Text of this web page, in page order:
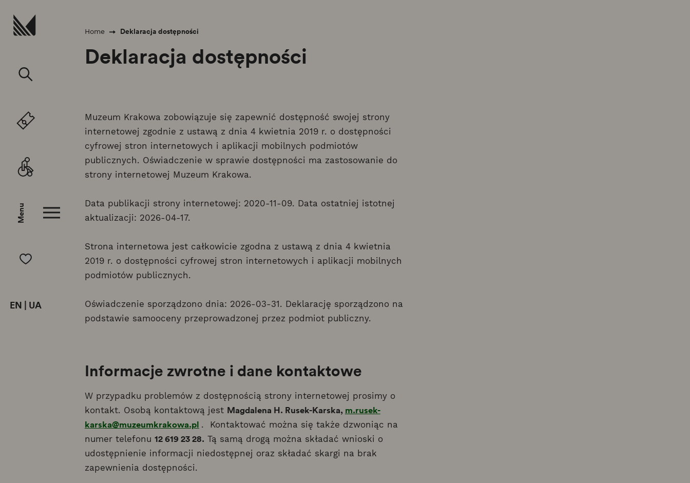
Menu
EN UA
Home Deklaracja dostępności
Deklaracja dostępności
Muzeum Krakowa zobowiązuje się zapewnić dostępność swojej strony
internetowej zgodnie z ustawą z dnia 4 kwietnia 2019 r. o dostępności
cyfrowej stron internetowych i aplikacji mobilnych podmiotów
publicznych. Oświadczenie w sprawie dostępności ma zastosowanie do
strony internetowej Muzeum Krakowa.
Data publikacji strony internetowej: 2020-11-09. Data ostatniej istotnej
aktualizacji: 2026-04-17.
Strona internetowa jest całkowicie zgodna z ustawą z dnia 4 kwietnia
2019 r. o dostępności cyfrowej stron internetowych i aplikacji mobilnych
podmiotów publicznych.
Oświadczenie sporządzono dnia: 2026-03-31. Deklarację sporządzono na
podstawie samooceny przeprowadzonej przez podmiot publiczny.
Informacje zwrotne i dane kontaktowe
W przypadku problemów z dostępnością strony internetowej prosimy o
kontakt. Osobą kontaktową jest Magdalena H. Rusek-Karska, m.rusek-
karska@muzeumkrakowa.pl . Kontaktować można się także dzwoniąc na
numer telefonu 12 619 23 28. Tą samą drogą można składać wnioski o
udostępnienie informacji niedostępnej oraz składać skargi na brak
zapewnienia dostępności.